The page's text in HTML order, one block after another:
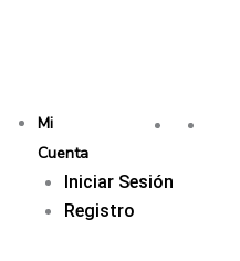
Mi
Cuenta
Iniciar Sesión
Registro